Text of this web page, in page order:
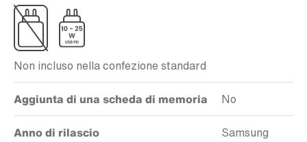
Non incluso nella confezione standard
Aggiunta di una scheda di memoria No
Anno di rilascio Samsung